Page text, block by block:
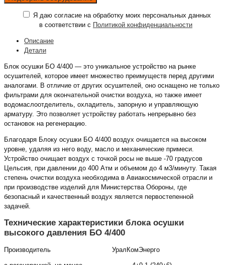
Я даю согласие на обработку моих персональных данных
в соответствии с Политикой конфиденциальности
Описание
Детали
Блок осушки БО 4/400 — это уникальное устройство на рынке
осушителей, которое имеет множество преимуществ перед другими
аналогами. В отличие от других осушителей, оно оснащено не только
фильтрами для окончательной очистки воздуха, но также имеет
водомаслоотделитель, охладитель, запорную и управляющую
арматуру. Это позволяет устройству работать непрерывно без
остановок на регенерацию.
Благодаря Блоку осушки БО 4/400 воздух очищается на высоком
уровне, удаляя из него воду, масло и механические примеси.
Устройство очищает воздух с точкой росы не выше -70 градусов
Цельсия, при давлении до 400 Атм и объемом до 4 м3/минуту. Такая
степень очистки воздуха необходима в Авиакосмической отрасли и
при производстве изделий для Министерства Обороны, где
безопасный и качественный воздух является первостепенной
задачей.
Технические характеристики блока осушки
высокого давления БО 4/400
Производитель УралКомЭнерго